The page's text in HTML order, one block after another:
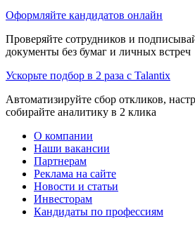
Оформляйте кандидатов онлайн
Проверяйте сотрудников и
документы без бумаг и личных встреч
Ускорьте подбор в 2 раза с Talantix
Автоматизируйте сбор откликов,
собирайте аналитику в 2 клика
О компании
Наши вакансии
Партнерам
Реклама на сайте
Новости и статьи
Инвесторам
Кандидаты по профессиям